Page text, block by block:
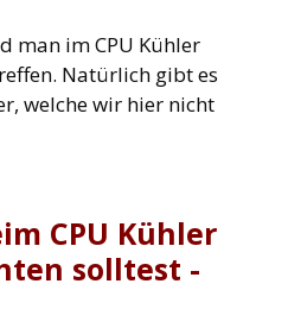
man im CPU Kühler
Natürlich gibt es
welche wir hier nicht
CPU Kühler
solltest -